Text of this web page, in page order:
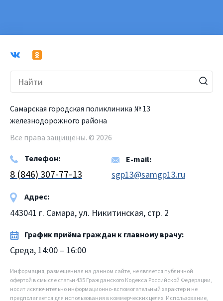
Самарская городская поликлиника № 13
железнодорожного района
Все права защищены. © 2026
Телефон:
8 (846) 307-77-13
E-mail:
sgp13@samgp13.ru
Адрес:
443041 г. Самара, ул. Никитинская, стр. 2
График приёма граждан к главному врачу:
Среда, 14:00 – 16:00
Информация, размещенная на данном сайте, не является публичной
офертой в смысле статьи 435 Гражданского Кодекса Российской Федерации,
носит исключительно информационно-вспомогательный характер и не
предполагается для использования в коммерческих целях. Использование,